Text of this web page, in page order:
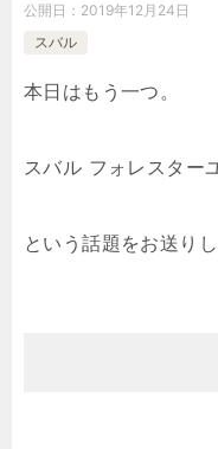
公開日： 2019年12月24日
スバル
本日はもう一つ。
スバル フォレスター
という話題をお送りし